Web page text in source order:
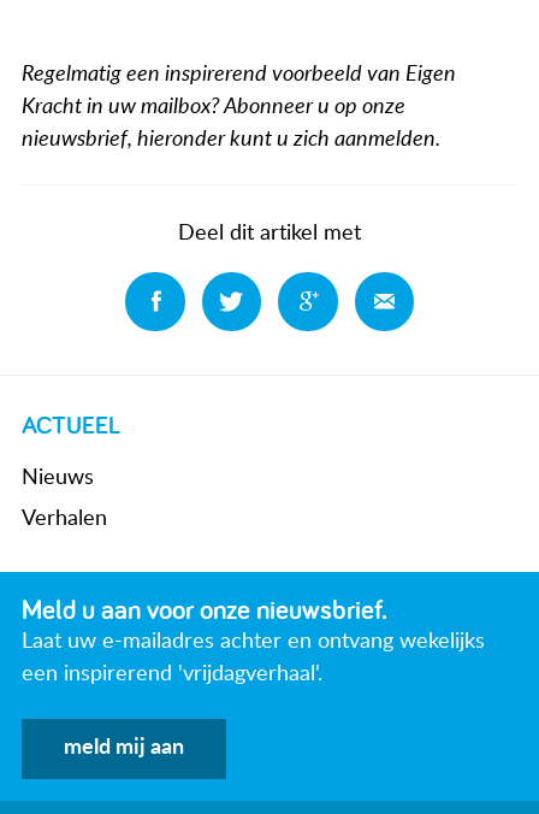
ACTUEEL
Nieuws
Verhalen
Regelmatig een inspirerend voorbeeld van Eigen
Kracht in uw mailbox? Abonneer u op onze
nieuwsbrief, hieronder kunt u zich aanmelden.
Deel dit artikel met
Deel Deel Deel
Meld u aan voor onze nieuwsbrief.
Laat uw e-mailadres achter en ontvang wekelijks
een inspirerend 'vrijdagverhaal'.
meld mij aan